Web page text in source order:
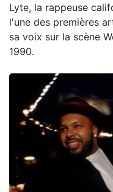
Lyte, la rappeuse
l'une des premières
sa voix sur la scène
1990.